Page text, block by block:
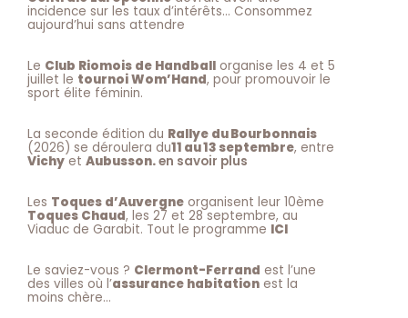
incidence sur les taux d’intérêts… Consommez
aujourd’hui sans attendre
Le Club Riomois de Handball organise les 4 et 5
juillet le tournoi Wom’Hand, pour promouvoir le
sport élite féminin.
La seconde édition du Rallye du Bourbonnais
(2026) se déroulera du11 au 13 septembre, entre
Vichy et Aubusson.en savoir plus
Les Toques d’Auvergne organisent leur 10ème
Toques Chaud, les 27 et 28 septembre, au
Viaduc de Garabit. Tout le programme ICI
Le saviez-vous ? Clermont-Ferrand est l’une
des villes où l’assurance habitation est la
moins chère…